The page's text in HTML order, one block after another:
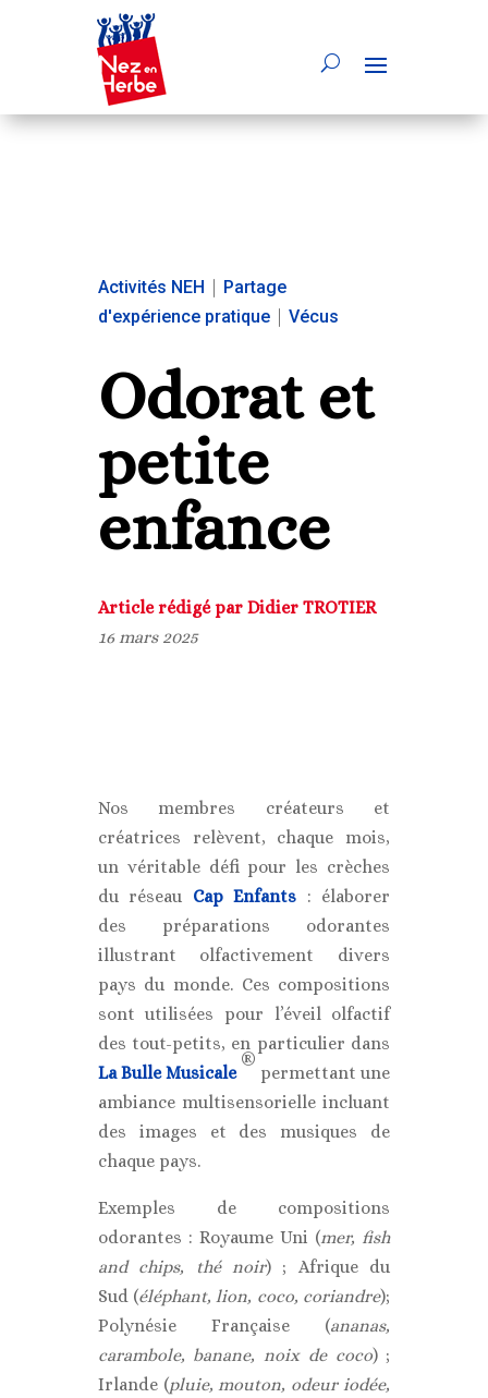
Activités NEH
Partage
d'expérience pratique| Vécus
Odorat et
petite
enfance
Article rédigé par Didier TROTIER
16 mars 2025
Nos membres créateurs et
créatrices relèvent, chaque mois,
un véritable défi pour les crèches
du réseau Cap Enfants : élaborer
des préparations odorantes
illustrant olfactivement divers
pays du monde. Ces compositions
sont utilisées pour l’éveil olfactif
des tout-petits, en particulier dans
La Bulle Musicale
®
permettant une
ambiance multisensorielle incluant
des images et des musiques de
chaque pays.
Exemples de compositions
odorantes : Royaume Uni (mer, fish
and chips, thé noir) ; Afrique du
Sud (éléphant, lion, coco, coriandre);
Polynésie Française (ananas,
carambole, banane, noix de coco) ;
Irlande (pluie, mouton, odeur iodée,